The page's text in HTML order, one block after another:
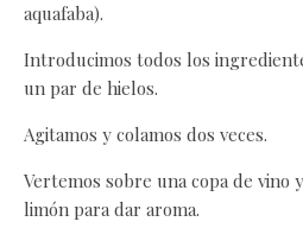
aquafaba).
Introducimos todos los
un par de hielos.
Agitamos y colamos dos veces.
Vertemos sobre una copa de vino
limón para dar aroma.